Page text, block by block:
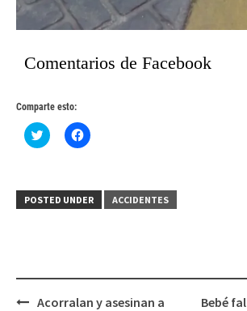
Comentarios de Facebook
Comparte esto:
Haz
clic
(Se
abre
Haz
clic
(Se
abre
POSTED UNDER ACCIDENTES
PostAcorralan y asesinan a
Bebé